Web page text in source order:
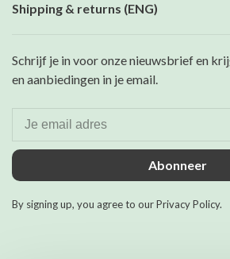
Shipping & returns (ENG)
Schrijf je in voor onze nieuwsbrief en
en aanbiedingen in je email.
Abonneer
By signing up, you agree to our Privacy Policy.